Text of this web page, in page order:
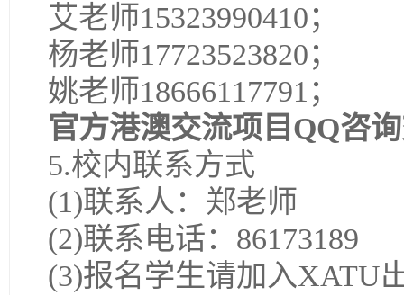
艾老师15323990410；
杨老师17723523820；
姚老师18666117791；
官方港澳交流项目QQ咨
5.校内联系方式
(1)联系人：郑老师
(2)联系电话：86173189
(3)报名学生请加入XATU